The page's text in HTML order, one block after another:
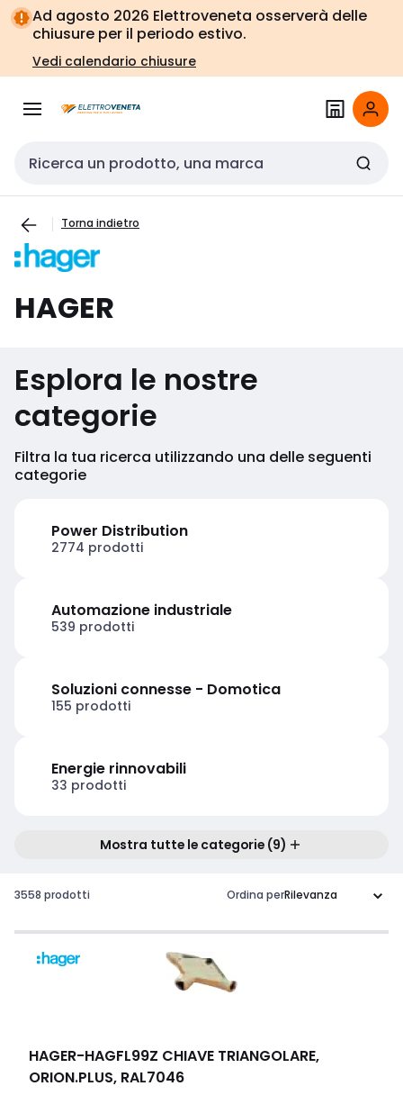
Vai alla
navigazione
Vai
alla
pagina
Ad agosto 2026 Elettroveneta osserverà delle
chiusure per il periodo estivo.
Vedi calendario chiusure
Cerca input
Torna indietro
HAGER
Esplora le nostre
categorie
Filtra la tua ricerca utilizzando una delle seguenti
categorie
Power Distribution
2774 prodotti
Automazione industriale
539 prodotti
Soluzioni connesse - Domotica
155 prodotti
Energie rinnovabili
33 prodotti
Mostra tutte le categorie (9)
3558 prodotti Ordina per
HAGER-HAGFL99Z CHIAVE TRIANGOLARE,
ORION.PLUS, RAL7046